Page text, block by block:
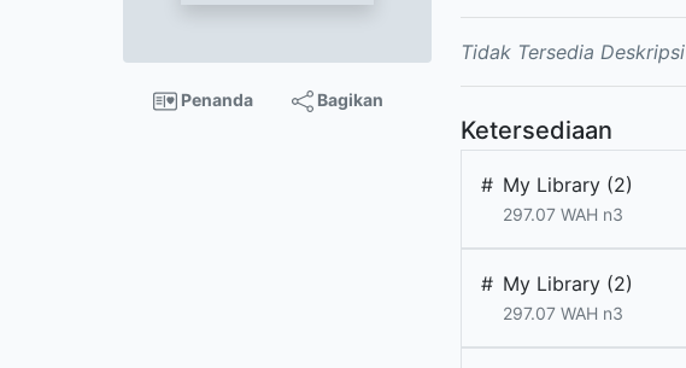
Penanda Bagikan
Tidak Tersedia Deskripsi
Ketersediaan
# My Library (2)
297.07 WAH n3
# My Library (2)
297.07 WAH n3